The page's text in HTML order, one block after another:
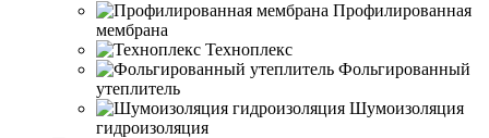
Профилированная
мембрана
Техноплекс
Фольгированный
утеплитель
Шумоизоляция
гидроизоляция